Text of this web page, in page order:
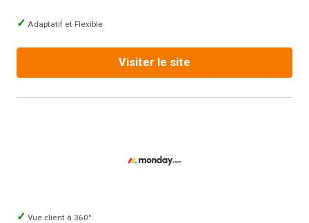
Adaptatif et Flexible
Visiter le site
Vue client à 360°